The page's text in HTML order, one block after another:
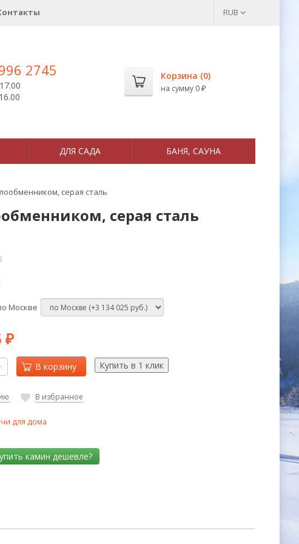
RUB
2745 Корзина (0)
на сумму 0 ₽
ДЛЯ САДА БАНЯ, САУНА
серая сталь
серая сталь
Москве
₽
В корзину
В избранное
для дома